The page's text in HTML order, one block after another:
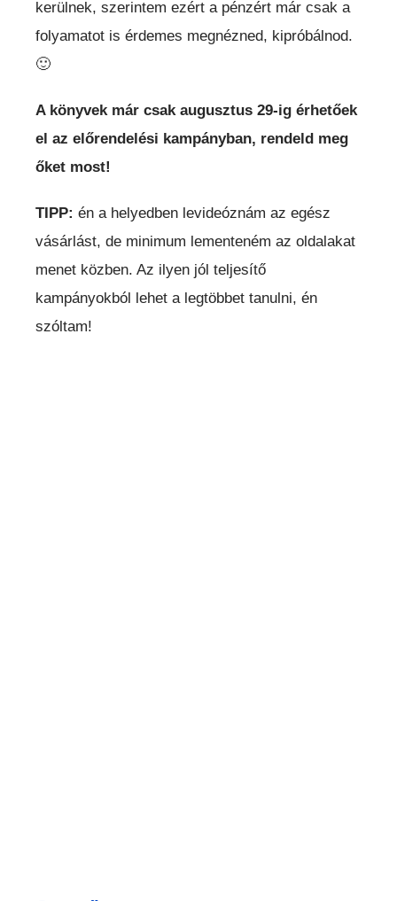
kerülnek, szerintem ezért a pénzért már csak a
folyamatot is érdemes megnézned, kipróbálnod.
🙂
A könyvek már csak augusztus 29-ig érhetőek
el az előrendelési kampányban, rendeld meg
őket most!
TIPP: én a helyedben levideóznám az egész
vásárlást, de minimum lementeném az oldalakat
menet közben. Az ilyen jól teljesítő
kampányokból lehet a legtöbbet tanulni, én
szóltam!